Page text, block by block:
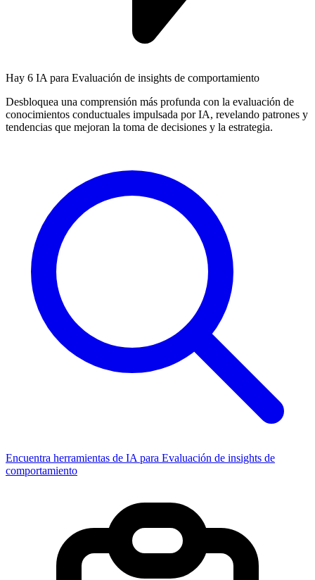
Hay 6 IA para Evaluación de insights de comportamiento
Desbloquea una comprensión más profunda con la evaluación de
conocimientos conductuales impulsada por IA, revelando patrones y
tendencias que mejoran la toma de decisiones y la estrategia.
Encuentra herramientas de IA para Evaluación de insights de
comportamiento